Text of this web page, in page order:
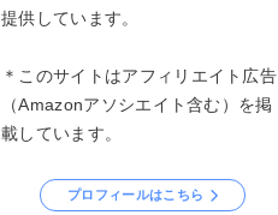
提供しています。
＊このサイトはアフィリエイト広告
（Amazonアソシエイト含む）を掲
載しています。
プロフィールはこちら